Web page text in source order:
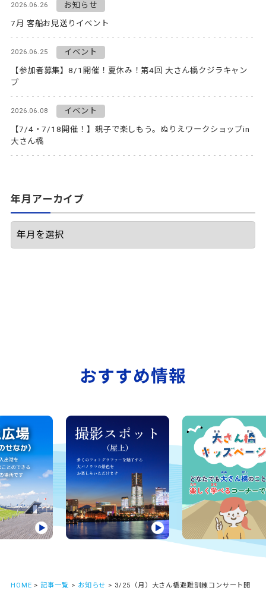
2026.06.26 お知らせ
7月 客船お見送りイベント
2026.06.25 イベント
【参加者募集】8/1開催！夏休み！第4回 大さん橋クジラキャン
プ
2026.06.08 イベント
【7/4・7/18開催！】親子で楽しもう。ぬりえワークショップin
大さん橋
年月アーカイブ
おすすめ情報
HOME >記事一覧 > お知らせ > 3/25（月）大さん橋避難訓練コンサート開